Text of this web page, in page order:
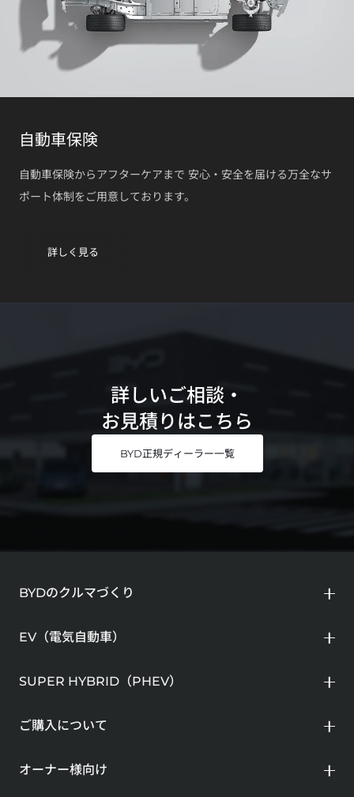
自動車保険
自動車保険からアフターケアまで 安心・安全を届ける万全なサ
ポート体制をご用意しております。
詳しく見る
詳しいご相談・
お見積りはこちら
BYD正規ディーラー一覧
BYDのクルマづくり
EV（電気自動車）
SUPER HYBRID（PHEV）
ご購入について
オーナー様向け